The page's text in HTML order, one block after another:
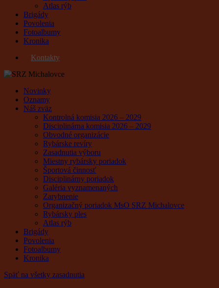
Atlas rýb
Brigády
Povolenia
Fotoalbumy
Kronika
Kontakty
Novinky
Oznamy
Náš zväz
Kontrolná komisia 2026 – 2029
Disciplinárna komisia 2026 – 2029
Obvodné organizácie
Rybárske revíry
Zasadnutia výboru
Miestny rybársky poriadok
Športová činnosť
Disciplinárny poriadok
Galéria vyznamenaných
Zarybnenie
Organizačný poriadok MsO SRZ Michalovce
Rybársky ples
Atlas rýb
Brigády
Povolenia
Fotoalbumy
Kronika
Späť na všetky zasadnutia